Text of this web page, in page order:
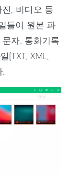
, 비디오 등
들이 원본 파
자, 통화기록
XML,